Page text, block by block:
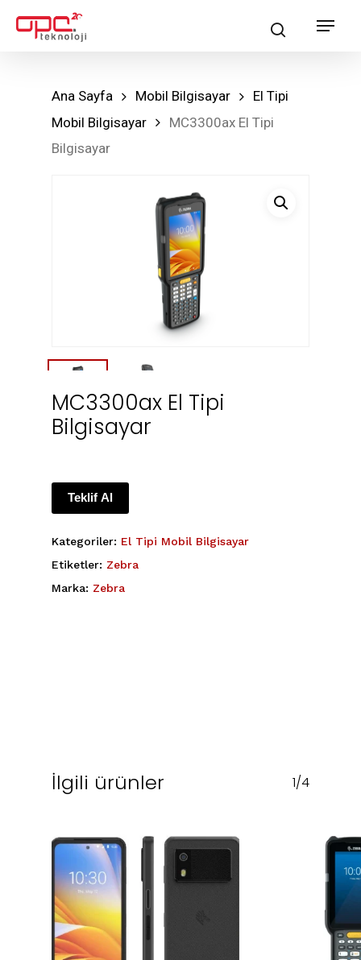
searchMenu
Ana Sayfa Mobil Bilgisayar
El Tipi
Mobil Bilgisayar
MC3300ax El Tipi
Bilgisayar
MC3300ax El Tipi
Bilgisayar
Teklif Al
Kategoriler: El Tipi Mobil Bilgisayar
Etiketler: Zebra
Marka: Zebra
İlgili ürünler 1/4